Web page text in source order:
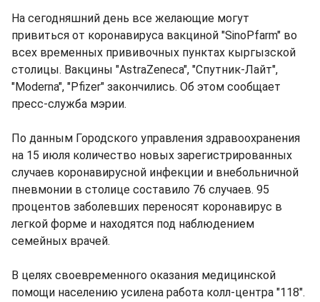
На сегодняшний день все желающие могут
привиться от коронавируса вакциной "SinoPfarm" во
всех временных прививочных пунктах кыргызской
столицы. Вакцины "AstraZeneca", "Спутник-Лайт",
"Moderna", "Pfizer" закончились. Об этом сообщает
пресс-служба мэрии.
По данным Городского управления здравоохранения
на 15 июля количество новых зарегистрированных
случаев коронавирусной инфекции и внебольничной
пневмонии в столице составило 76 случаев. 95
процентов заболевших переносят коронавирус в
легкой форме и находятся под наблюдением
семейных врачей.
В целях своевременного оказания медицинской
помощи населению усилена работа колл-центра "118".